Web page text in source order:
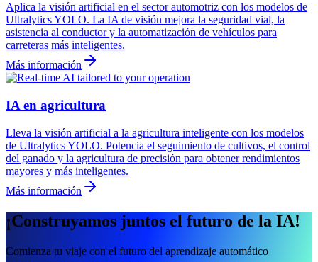
Aplica la visión artificial en el sector automotriz con los modelos de
Ultralytics YOLO. La IA de visión mejora la seguridad vial, la
asistencia al conductor y la automatización de vehículos para
carreteras más inteligentes.
Más información
IA en agricultura
Lleva la visión artificial a la agricultura inteligente con los modelos
de Ultralytics YOLO. Potencia el seguimiento de cultivos, el control
del ganado y la agricultura de precisión para obtener rendimientos
mayores y más inteligentes.
Más información
¡Construyamos juntos el futuro de la IA!
Comienza tu viaje con el futuro del aprendizaje automático